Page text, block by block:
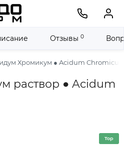
Хромикум ● Acidum
раствор ● Acidum
Отзывы 0
Top